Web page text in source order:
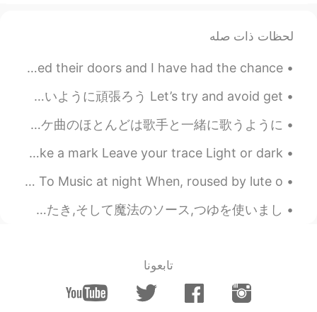
EN
JP
た方がいいですね☺️
Mei
2020.07.10 13:29
CN
EN
JP
EN
Happy Birthday🎉🎊💐🎆 素敵な年になり
❤❤
لحظات ذات صله
Time for food photos! Finally some restaurants have opened their doors and I have had the chance ...
ここにはすぐに夏になるそう🥲 It seems it will be summer here very soon 日焼けにならないように頑張ろう Let’s try and avoid get...
昨日は友達と一緒にマンチェスターでのカラオケバーに行くことにした。今までこういうお店に行ったことがいっぱいあるけど、一番最低なやつはこれかもしれない。カラオケ曲のほとんどは歌手と一緒に歌うように...
Thank you 8750 visitors 🤗😉❤️ Plant your likes 👍🏻Make a mark Leave your trace Light or dark...😘💞💜...
Echoes by Thomas Moore. How sweet the answer Echo makes To Music at night When, roused by lute o...
今日はYoutubeを見て 肉じゃがを作りました。 肉じゃがは日本の基本料理だと教えてくれました。 本当ですか? 😯 私は牛肉,じゃがいも,にんじん,しらたき,そして魔法のソース,つゆを使いまし...
تابعونا